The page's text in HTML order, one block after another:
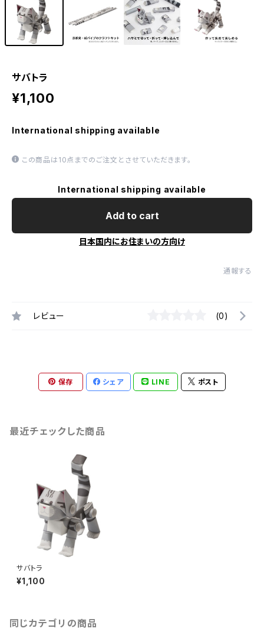
サバトラ
¥1,100
International shipping available
この商品は10点までのご注文とさせていただきます。
International shipping available
Add to cart
日本国内にお住まいの方向け
通報する
レビュー (0)
保存 シェア LINE ポスト
最近チェックした商品
サバトラ
¥1,100
同じカテゴリの商品